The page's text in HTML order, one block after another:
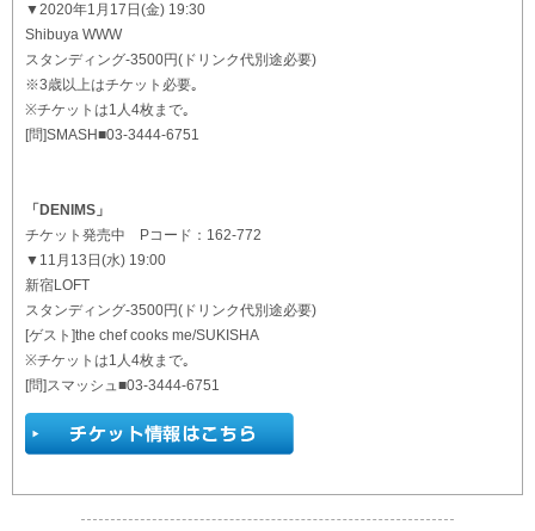
▼2020年1月17日(金) 19:30
Shibuya WWW
スタンディング-3500円(ドリンク代別途必要)
※3歳以上はチケット必要｡
※チケットは1人4枚まで｡
[問]SMASH■03-3444-6751
「DENIMS」
チケット発売中 Pコード：162-772
▼11月13日(水) 19:00
新宿LOFT
スタンディング-3500円(ドリンク代別途必要)
[ゲスト]the chef cooks me/SUKISHA
※チケットは1人4枚まで｡
[問]スマッシュ■03-3444-6751